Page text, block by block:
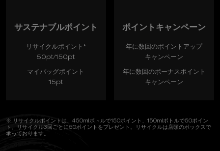
サステナブルポイント
リサイクルポイント*
50pt/150pt
マイバッグポイント
15pt
ポイントキャンペーン
年に数回のポイントアップ
キャンペーン
年に数回のボーナスポイント
キャンペーン
※ リサイクルポイントは、450mlボトルで150ポイント、150mlボトルで50ポイン
ト、リサイクル3回ごとに50ポイントをプレゼント。リサイクルは店頭のボックスで
承っております。